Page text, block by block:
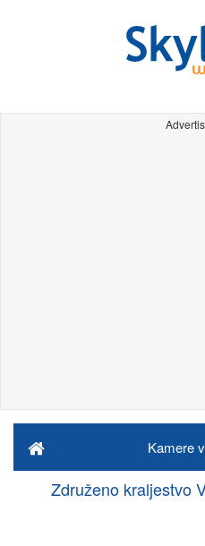
Kamere
Združeno kraljestvo